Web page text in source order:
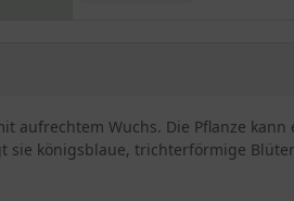
königsblauen Farbe, die
lanzettlichen,
Folglich kann man sich
aufrechtem Wuchs. Die Pflanze kann
sie königsblaue, trichterförmige